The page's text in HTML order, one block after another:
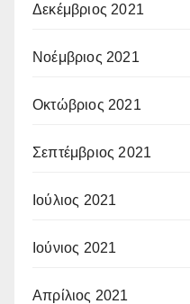
Δεκέμβριος 2021
Νοέμβριος 2021
Οκτώβριος 2021
Σεπτέμβριος 2021
Ιούλιος 2021
Ιούνιος 2021
Απρίλιος 2021